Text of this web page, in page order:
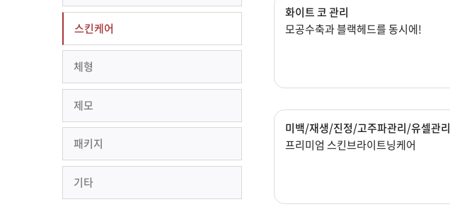
스킨케어
체형
제모
패키지
기타
화이트 코 관리
모공수축과 블랙헤드를 동시에!
미백/재생/진정/고주파관리/유셀관리
프리미엄 스킨브라이트닝케어
스킨케어